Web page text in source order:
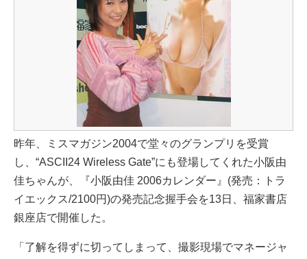
昨年、ミスマガジン2004で堂々のグランプリを受賞
し、“ASCII24 Wireless Gate”にも登場してくれた小阪由
佳ちゃんが、『小阪由佳 2006カレンダー』(発売：トラ
イエックス/2100円)の発売記念握手会を13日、福家書店
銀座店で開催した。
「了解を得ずに切ってしまって、撮影現場でマネージャ